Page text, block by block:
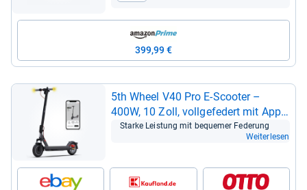
399,99 €
5th Wheel V40 Pro E-​Scoo­ter –
400W, 10 Zoll, voll­ge­fe­dert mit App
und Blin­ker
Starke Leis­tung mit beque­mer Fede­rung
Weiterlesen